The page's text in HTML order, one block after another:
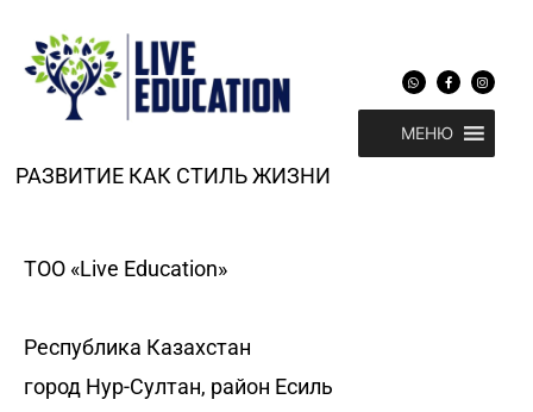
содержимому
РАЗВИТИЕ КАК СТИЛЬ ЖИЗНИ
W
h
a
t
a
p
p
F
a
c
e
o
o
k
I
n
s
t
g
r
a
МЕНЮ
ТОО «Live Education»
Республика Казахстан
город Нур-Султан, район Есиль